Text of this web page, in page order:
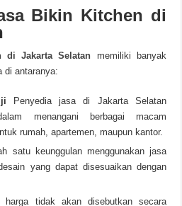
Bikin Kitchen di
di Jakarta Selatan memiliki banyak
di antaranya:
Penyedia jasa di Jakarta Selatan
menangani berbagai macam
rumah, apartemen, maupun kantor.
satu keunggulan menggunakan jasa
yang dapat disesuaikan dengan
tidak akan disebutkan secara